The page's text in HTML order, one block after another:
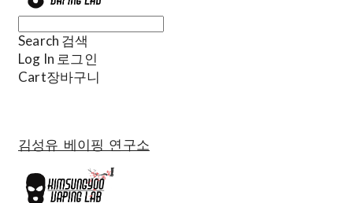
Search 검색
Log In 로그인
Cart장바구니
김성유 베이핑 연구소